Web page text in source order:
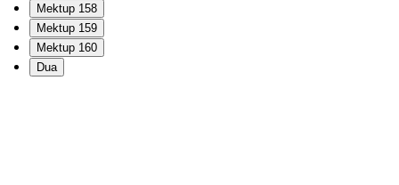
Mektup 158
Mektup 159
Mektup 160
Dua